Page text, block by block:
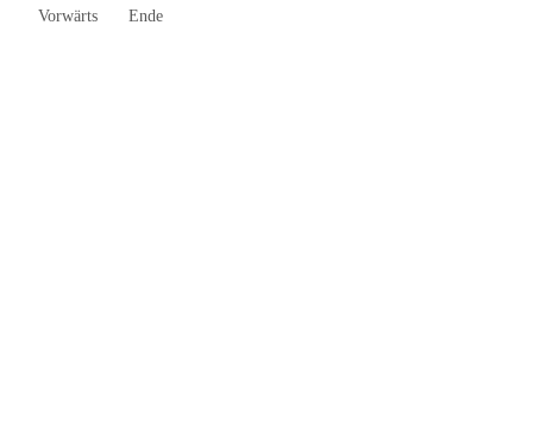
Vorwärts
Ende